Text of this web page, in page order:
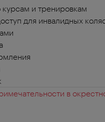
и тренировкам
для инвалидных
в